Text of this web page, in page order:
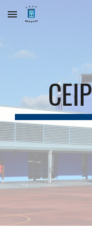
Skip to main content